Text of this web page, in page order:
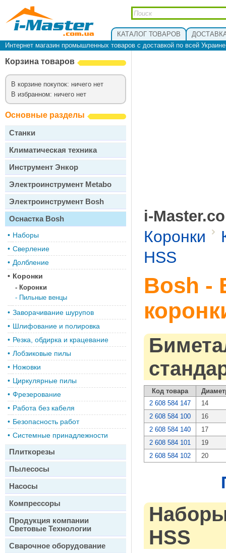
КАТАЛОГ ТОВАРОВ
Интернет магазин промышленных товаров с доставкой по всей
Корзина товаров
В корзине покупок: ничего нет
В избранном: ничего нет
Основные разделы
Станки
Климатическая техника
Инструмент Энкор
Электроинструмент Metabo
Электроинструмент Bosh
Оснастка Bosh
• Наборы
• Сверление
• Долбление
• Коронки
- Коронки
- Пильные венцы
• Заворачивание шурупов
• Шлифование и полировка
• Резка, обдирка и крацевание
• Лобзиковые пилы
• Ножовки
• Циркулярные пилы
• Фрезерование
• Работа без кабеля
• Безопасность работ
• Системные принадлежности
Плиткорезы
Пылесосы
Насосы
Компрессоры
Продукция компании
Световые Технологии
Сварочное оборудование
i-
Коронки
HSS
Bosh -
Код товара
2 608 584 147
14
2 608 584 100
16
2 608 584 140
17
2 608 584 101
19
2 608 584 102
20
HSS